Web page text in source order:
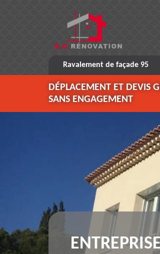
Ravalement de façade 95
DÉPLACEMENT ET DEVIS
SANS ENGAGEMENT